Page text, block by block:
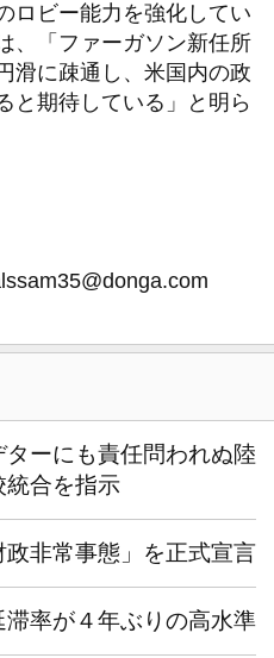
ロビー能力を強化してい
、「ファーガソン新任所
滑に疎通し、米国内の政
と期待している」と明ら
ーにも責任問われぬ陸
合を指示
非常事態」を正式宣言
率が４年ぶりの高水準